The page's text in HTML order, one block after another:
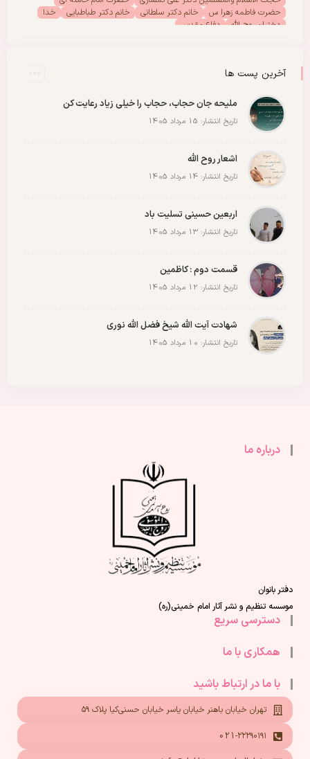
حضرت فاطمه زهرا س
خانم دکتر سلطانی خانم دکتر طباطبایی
خدا
دختران روح الله
دفاع مقدس
مادران شهدا
مجمع دختران روح اللهآخرین پست ها
ملیحه جان حجاب، حجاب را خیلی زیاد رعایت کن
تاریخ انتشار: 15 مرداد 1405
اشعار روح الله
تاریخ انتشار: 14 مرداد 1405
اربعین حسینی تسلیت باد
تاریخ انتشار: 13 مرداد 1405
قسمت دوم : کاظمین
تاریخ انتشار: 12 مرداد 1405
شهادت آیت الله شیخ فضل الله نوری
تاریخ انتشار: 10 مرداد 1405
درباره ما
دفتر بانوان
موسسه تنظیم و نشر آثار امام خمینی(ره)
دسترسی سریع
همکاری با ما
با ما در ارتباط باشید
تهران خیابان باهنر خیابان یاسر خیابان حسنی‌کیا پلاک ۵۹
021-۲۲۲۹۰۱۹۱